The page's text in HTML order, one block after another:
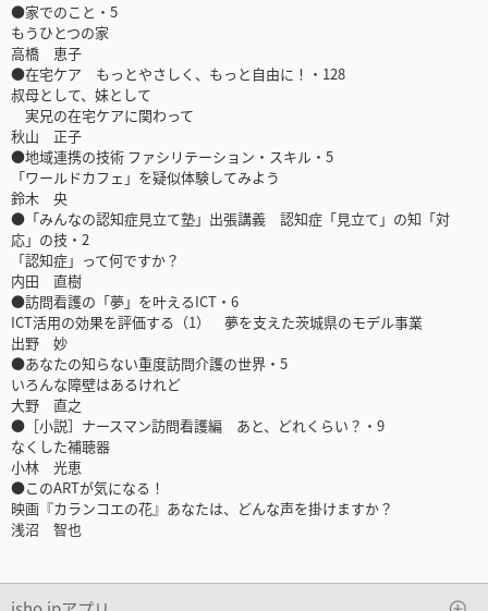
●家でのこと・5
もうひとつの家
高橋 恵子
●在宅ケア もっとやさしく、もっと自由に！・128
叔母として、妹として
実兄の在宅ケアに関わって
秋山 正子
●地域連携の技術 ファシリテーション・スキル・5
「ワールドカフェ」を疑似体験してみよう
鈴木 央
●「みんなの認知症見立て塾」出張講義 認知症「見立て」の知「対
応」の技・2
「認知症」って何ですか？
内田 直樹
●訪問看護の「夢」を叶えるICT・6
ICT活用の効果を評価する（1） 夢を支えた茨城県のモデル事業
出野 妙
●あなたの知らない重度訪問介護の世界・5
いろんな障壁はあるけれど
大野 直之
●［小説］ナースマン訪問看護編 あと、どれくらい？・9
なくした補聴器
小林 光恵
●このARTが気になる！
映画『カランコエの花』あなたは、どんな声を掛けますか？
浅沼 智也